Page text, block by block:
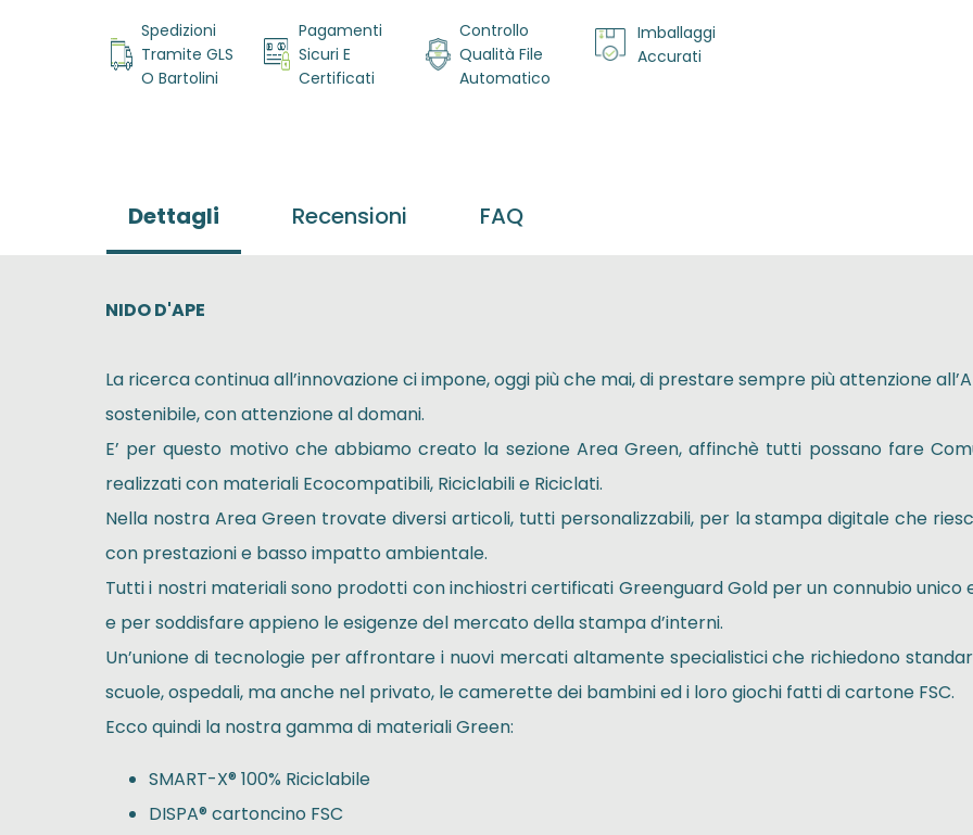
galleria di
immagini
Spedizioni
Tramite GLS
O Bartolini
Pagamenti
Sicuri E
Certificati
Controllo
Qualità File
Automatico
Imballaggi
Accurati
Dettagli
NIDO D'APE
La ricerca continua all’innovazione ci impone, oggi più che mai, di prestare sempre più attenzione
sostenibile, con attenzione al domani.
E’ per questo motivo che abbiamo creato la sezione Area Green, affinchè tutti possano fare
realizzati con materiali Ecocompatibili, Riciclabili e Riciclati.
Nella nostra Area Green trovate diversi articoli, tutti personalizzabili, per la stampa digitale che
con prestazioni e basso impatto ambientale.
Tutti i nostri materiali sono prodotti con inchiostri certificati Greenguard Gold per un connubio
e per soddisfare appieno le esigenze del mercato della stampa d’interni.
Un’unione di tecnologie per affrontare i nuovi mercati altamente specialistici che richiedono
scuole, ospedali, ma anche nel privato, le camerette dei bambini ed i loro giochi fatti di cartone FSC.
Ecco quindi la nostra gamma di materiali Green:
SMART-X® 100% Riciclabile
DISPA® cartoncino FSC
Recensioni FAQ